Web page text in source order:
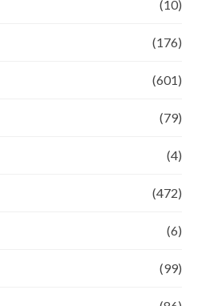
(10)
(176)
(601)
(79)
(4)
(472)
(6)
(99)